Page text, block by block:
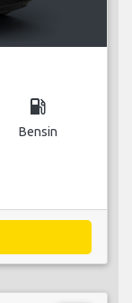
local_gas_station
Bensin